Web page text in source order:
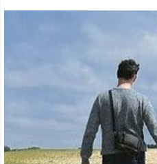
[Poema
Rueda
[Poeta
sugerido]